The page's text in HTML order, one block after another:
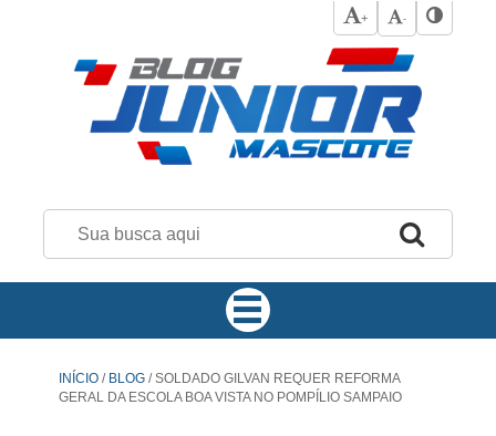
+ -
INÍCIO / BLOG /SOLDADO GILVAN REQUER REFORMA
GERAL DA ESCOLA BOA VISTA NO POMPÍLIO SAMPAIO